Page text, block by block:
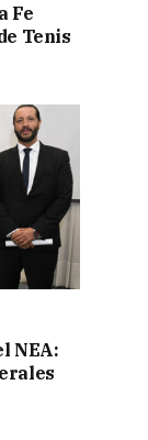
Fe
Tenis
NEA: